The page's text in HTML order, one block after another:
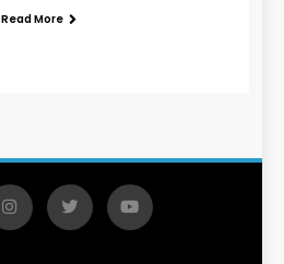
Read More